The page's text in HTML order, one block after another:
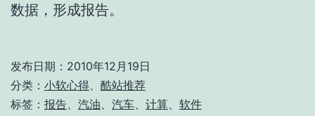
数据，形成报告。
发布日期： 2010年12月19日
分类： 小软心得
酷站推荐
标签： 报告 汽油 汽车 计算 软件